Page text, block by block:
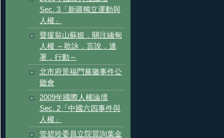
Sec. 3「新疆獨立運動與
人權」
聲援翁山蘇姬．關注緬甸
人權 ～歌詠．言說．連
署．行動～
北市府景福門黨徽事件公
聽會
2009年國際人權論壇
Sec. 2「中國六四事件與
人權」
管碧玲委員立院質詢葉金